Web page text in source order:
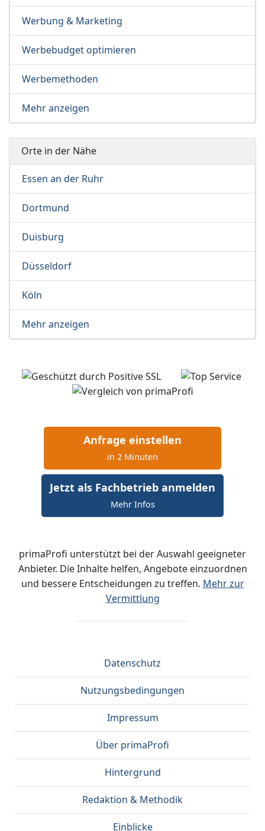
Werbung & Marketing
Werbebudget optimieren
Werbemethoden
Mehr anzeigen
Orte in der Nähe
Essen an der Ruhr
Dortmund
Duisburg
Düsseldorf
Köln
Mehr anzeigen
Anfrage einstellen
in 2 Minuten
Jetzt als Fachbetrieb anmelden
Mehr Infos
primaProfi unterstützt bei der Auswahl geeigneter
Anbieter. Die Inhalte helfen, Angebote einzuordnen
und bessere Entscheidungen zu treffen. Mehr zur
Vermittlung
Datenschutz
Nutzungsbedingungen
Impressum
Über primaProfi
Hintergrund
Redaktion & Methodik
Einblicke